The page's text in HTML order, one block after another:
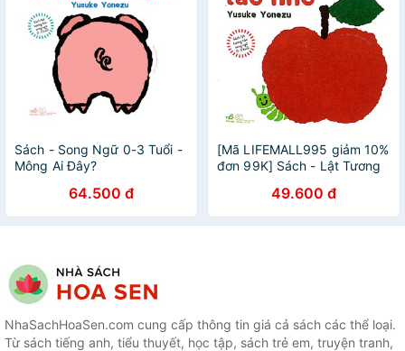
Sách - Song Ngữ 0-3 Tuổi -
Mông Ai Đây?
64.500 đ
[Mã LIFEMALL995 giảm 10%
đơn 99K] Sách - Lật Tương
Quả Táo Nhỏ49.600 đ
NhaSachHoaSen.com cung cấp thông tin giá cả sách các thể loại.
Từ sách tiếng anh, tiểu thuyết, học tập, sách trẻ em, truyện tranh,